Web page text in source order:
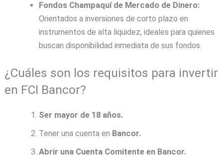
Fondos Champaquí de Mercado de Dinero:
Orientados a inversiones de corto plazo en
instrumentos de alta liquidez, ideales para quienes
buscan disponibilidad inmediata de sus fondos.
¿Cuáles son los requisitos para invertir
en FCI Bancor?
Ser mayor de 18 años.
Tener una cuenta en Bancor.
Abrir una Cuenta Comitente en Bancor.